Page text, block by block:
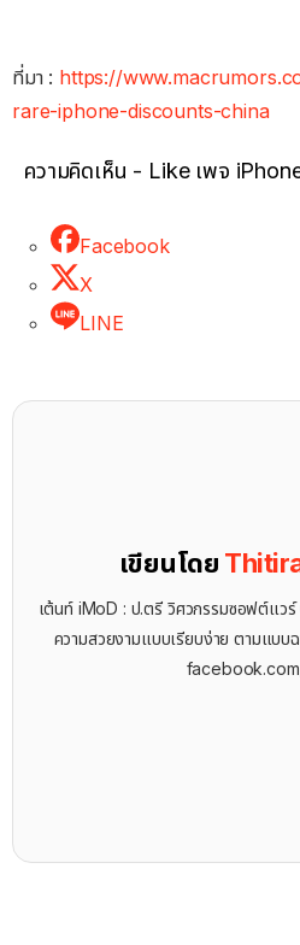
ที่มา : https://
rare-iphone-discounts-china
ความคิดเห็น - Like เพจ
Facebook
X
LINE
เขียนโดย
เต้นท์ iMoD : ป.ตรี วิศวกรรมซอฟต์แว
ความสวยงามแบบเรียบง่าย ตามแบ